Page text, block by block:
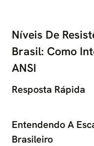
Níveis De
Brasil: Como
ANSI
Resposta Rápida
Entendendo A
Brasileiro